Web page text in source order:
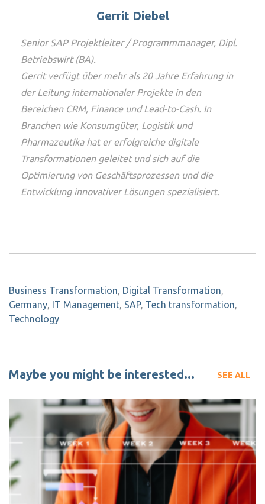
Gerrit Diebel
Senior SAP Projektleiter / Programmmanager, Dipl.
Betriebswirt (BA).
Gerrit verfügt über mehr als 20 Jahre Erfahrung in
der Leitung internationaler Projekte in den
Bereichen CRM, Finance und Lead-to-Cash. In
Branchen wie Konsumgüter, Logistik und
Pharmazeutika hat er erfolgreiche digitale
Transformationen geleitet und sich auf die
Optimierung von Geschäftsprozessen und die
Entwicklung innovativer Lösungen spezialisiert.
Business Transformation, Digital Transformation,
Germany, IT Management, SAP, Tech transformation,
Technology
SEE ALL
Maybe you might be interested...